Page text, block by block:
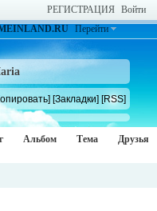
РЕГИСТРАЦИЯ Войти
Перейти
[Закладки] [RSS]
Альбом Тема Друзья